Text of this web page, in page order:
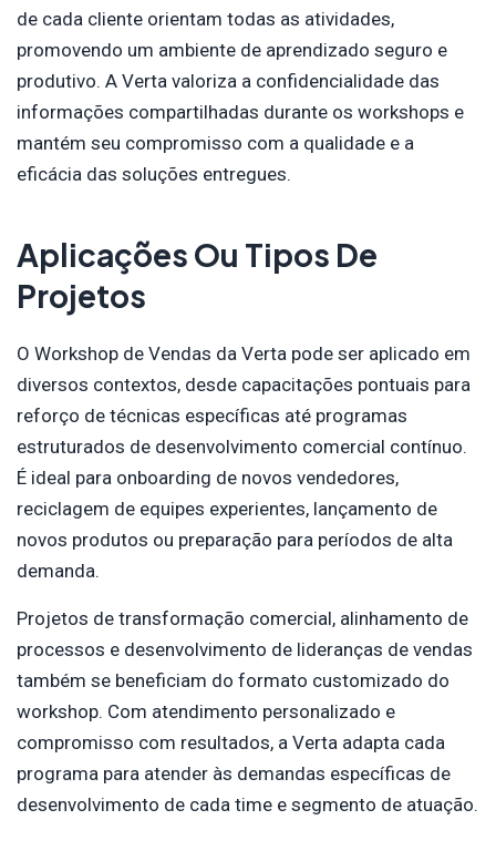
de cada cliente orientam todas as atividades,
promovendo um ambiente de aprendizado seguro e
produtivo. A Verta valoriza a confidencialidade das
informações compartilhadas durante os workshops e
mantém seu compromisso com a qualidade e a
eficácia das soluções entregues.
Aplicações Ou Tipos De
Projetos
O Workshop de Vendas da Verta pode ser aplicado em
diversos contextos, desde capacitações pontuais para
reforço de técnicas específicas até programas
estruturados de desenvolvimento comercial contínuo.
É ideal para onboarding de novos vendedores,
reciclagem de equipes experientes, lançamento de
novos produtos ou preparação para períodos de alta
demanda.
Projetos de transformação comercial, alinhamento de
processos e desenvolvimento de lideranças de vendas
também se beneficiam do formato customizado do
workshop. Com atendimento personalizado e
compromisso com resultados, a Verta adapta cada
programa para atender às demandas específicas de
desenvolvimento de cada time e segmento de atuação.